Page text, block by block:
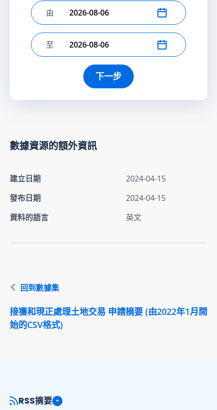
選擇開始日期
由
選擇結束日期
至
下一步
數據資源的額外資訊
建立日期
2024-04-15
發布日期
2024-04-15
資料的語言
英文
回到數據集
接獲和現正處理土地交易 申請摘要 (由2022年1月開
始的CSV格式)
RSS摘要